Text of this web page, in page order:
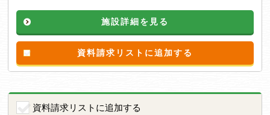
施設詳細を見る
資料請求リストに追加する
資料請求リストに追加する